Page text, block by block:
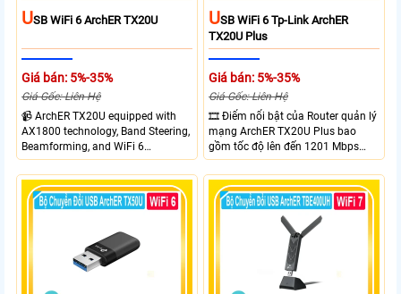
USB WiFi 6 ArchER TX20U
Giá bán: 5%-35%
Giá Gốc: Liên Hệ
📹 ArchER TX20U equipped with
AX1800 technology, Band Steering,
Beamforming, and WiFi 6
transmission. Band Steering
technology optimizes connections,
Beamforming enhances signal
focus for better coverage. Upgrade
leading-edge features.
USB WiFi 6 Tp-Link ArchER
TX20U Plus
Giá bán: 5%-35%
Giá Gốc: Liên Hệ
🎞 Điểm nổi bật của Router quản lý
mạng ArchER TX20U Plus bao
gồm tốc độ lên đến 1201 Mbps
trên băng tần 5 GHz và 574 Mbps
trên băng tần 2.4 GHz. công nghệ
Band Steering, Beamforming và
Wifi 6 cung cấp hiệu suất cao và
ổn định cho mạng Wi-Fi của bạn.